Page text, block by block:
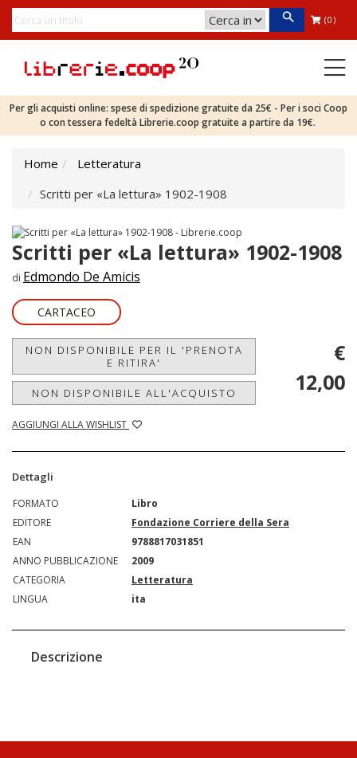
(0)
Per gli acquisti online: spese di spedizione gratuite da 25€ - Per i soci Coop
o con tessera fedeltà Librerie.coop gratuite a partire da 19€.
Home
Letteratura
Scritti per «La lettura» 1902-1908
Scritti per «La lettura» 1902-1908
di Edmondo De Amicis
CARTACEO
NON DISPONIBILE PER IL 'PRENOTA
E RITIRA'
NON DISPONIBILE ALL'ACQUISTO
AGGIUNGI ALLA WISHLIST
€
12,00
Dettagli
FORMATO
Libro
EDITORE
Fondazione Corriere della Sera
EAN
9788817031851
ANNO PUBBLICAZIONE
2009
CATEGORIA
Letteratura
LINGUA
ita
Descrizione